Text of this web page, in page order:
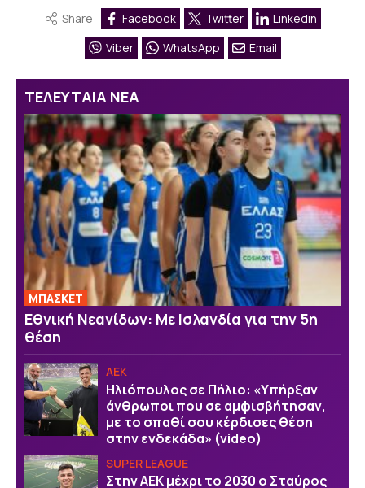
Share Facebook Twitter
Linkedin
Viber
WhatsApp Email
ΤΕΛΕΥΤΑΙΑ ΝΕΑ
ΜΠΑΣΚΕΤ
Εθνική Νεανίδων: Με Ισλανδία για την 5η
θέση
ΑΕΚ
Ηλιόπουλος σε Πήλιο: «Υπήρξαν
άνθρωποι που σε αμφισβήτησαν,
με το σπαθί σου κέρδισες θέση
στην ενδεκάδα» (video)
SUPER LEAGUE
Στην AEK μέχρι το 2030 ο Σταύρος